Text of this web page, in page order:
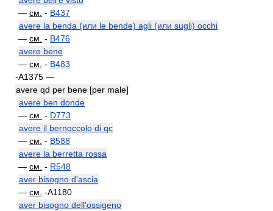
— см. - B437
avere la benda (или le bende) agli (или sugli) occhi
— см. - B476
avere bene
— см. - B483
-A1375 —
avere qd per bene [per male]
avere ben donde
— см. - D773
avere il bernoccolo di qc
— см. - B588
avere la berretta rossa
— см. - R548
aver bisogno d'ascia
— см. -A1180
aver bisogno dell'ossigeno